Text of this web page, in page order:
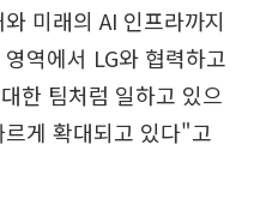
미래의 AI 인프라까지
역에서 LG와 협력하고
한 팀처럼 일하고 있으
게 확대되고 있다"고